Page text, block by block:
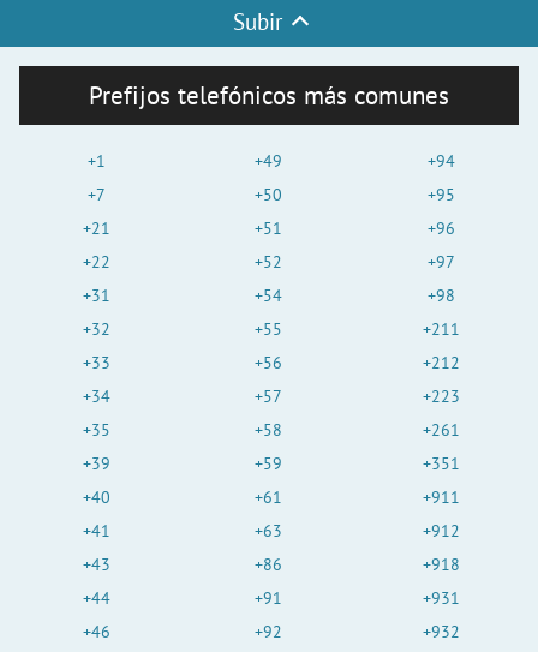
Subir
Prefijos telefónicos más comunes
+1
+7
+21
+22
+31
+32
+33
+34
+35
+39
+40
+41
+43
+44
+46
+49
+50
+51
+52
+54
+55
+56
+57
+58
+59
+61
+63
+86
+91
+92
+94
+95
+96
+97
+98
+211
+212
+223
+261
+351
+911
+912
+918
+931
+932